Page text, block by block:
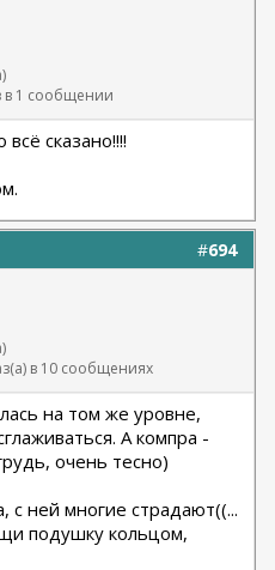
в 1 сообщении
сказано!!!!
#694
в 10 сообщениях
на том же уровне,
А компра -
очень тесно)
с ней многие страдают((...
подушку кольцом,